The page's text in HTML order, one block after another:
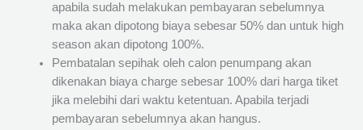
apabila sudah melakukan pembayaran sebelumnya
maka akan dipotong biaya sebesar 50% dan untuk high
season akan dipotong 100%.
Pembatalan sepihak oleh calon penumpang akan
dikenakan biaya charge sebesar 100% dari harga tiket
jika melebihi dari waktu ketentuan. Apabila terjadi
pembayaran sebelumnya akan hangus.